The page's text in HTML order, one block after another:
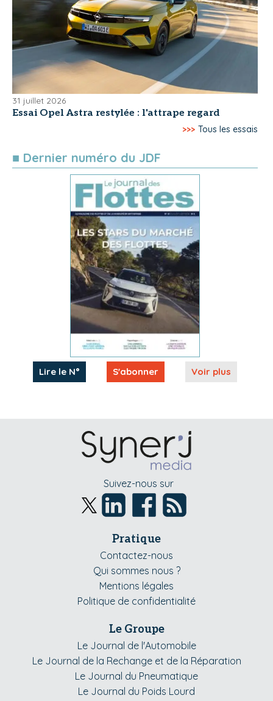
31 juillet 2026
Essai Opel Astra restylée : l'attrape regard
>>> Tous les essais
■ Dernier numéro du JDF
Lire le N° S'abonner Voir plus
Suivez-nous sur
Pratique
Contactez-nous
Qui sommes nous ?
Mentions légales
Politique de confidentialité
Le Groupe
Le Journal de l'Automobile
Le Journal de la Rechange et de la Réparation
Le Journal du Pneumatique
Le Journal du Poids Lourd